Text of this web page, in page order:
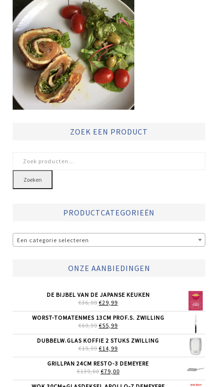
ZOEK EEN PRODUCT
naar:
Zoeken
PRODUCTCATEGORIEËN
Een categorie selecteren
ONZE AANBIEDINGEN
DE BIJBEL VAN DE JAPANSE KEUKEN
€36,99 OORSPRONKELIJKE
WAS:
€36,99.
€29,99
IS:
WORST-TOMATENMES 13CM PROF.S. ZWILLING
€69,99 OORSPRONKELIJKE
WAS:
€69,99.
€55,99
IS:
DUBBELW.GLAS KOFFIE 2 STUKS ZWILLING
€19,99 OORSPRONKELIJKE
WAS:
€19,99.
€14,99
IS:
€14,99.
GRILLPAN 24CM RESTO-3 DEMEYERE
€139,00 OORSPRONKELIJKE
WAS:
€79,00HUIDIGE
IS: